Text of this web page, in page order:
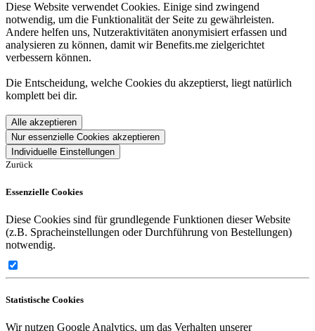
Diese Website verwendet Cookies. Einige sind zwingend
notwendig, um die Funktionalität der Seite zu gewährleisten.
Andere helfen uns, Nutzeraktivitäten anonymisiert erfassen und
analysieren zu können, damit wir Benefits.me zielgerichtet
verbessern können.
Die Entscheidung, welche Cookies du akzeptierst, liegt natürlich
komplett bei dir.
Alle akzeptieren
Nur essenzielle Cookies akzeptieren
Individuelle Einstellungen
Zurück
Essenzielle Cookies
Diese Cookies sind für grundlegende Funktionen dieser Website
(z.B. Spracheinstellungen oder Durchführung von Bestellungen)
notwendig.
Statistische Cookies
Wir nutzen Google Analytics, um das Verhalten unserer